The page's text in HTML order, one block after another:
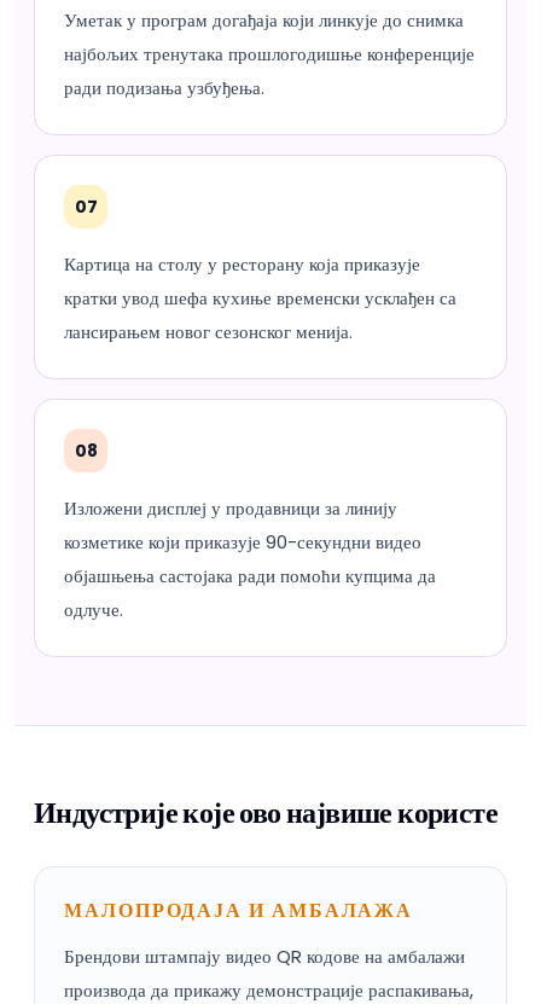
Уметак у програм догађаја који линкује до снимка
најбољих тренутака прошлогодишње конференције
ради подизања узбуђења.
07
Картица на столу у ресторану која приказује
кратки увод шефа кухиње временски усклађен са
лансирањем новог сезонског менија.
08
Изложени дисплеј у продавници за линију
козметике који приказује 90-секундни видео
објашњења састојака ради помоћи купцима да
одлуче.
Индустрије које ово највише користе
МАЛОПРОДАЈА И АМБАЛАЖА
Брендови штампају видео QR кодове на амбалажи
производа да прикажу демонстрације распакивања,